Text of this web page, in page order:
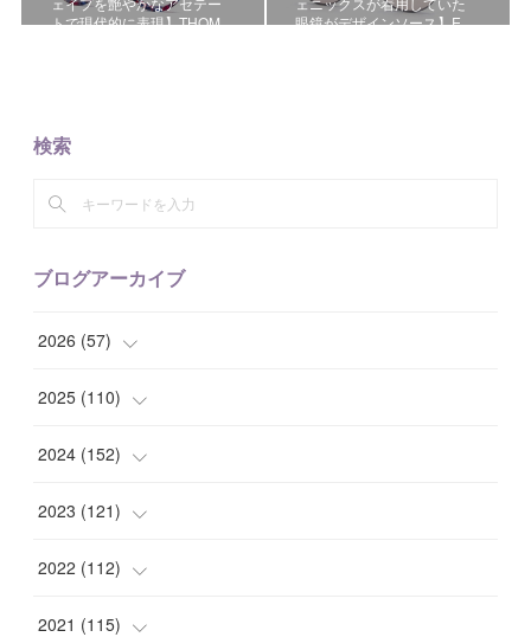
トで現代的に表現】THOM…
眼鏡がデザインソース】E…
検索
ブログアーカイブ
2026 (57)
( 1)
(10)
(9)
( 7)
( 8 )
2025 (110)
(10)
(7)
( 8)
( 7 )
2024 (152)
(14)
( 15)
( 11)
2023 (121)
( 12)
( 8)
2022 (112)
( 10)
2021 (115)